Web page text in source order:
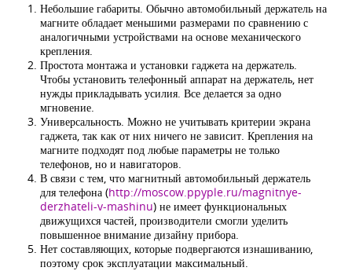
Небольшие габариты. Обычно автомобильный держатель на
магните обладает меньшими размерами по сравнению с
аналогичными устройствами на основе механического
крепления.
Простота монтажа и установки гаджета на держатель.
Чтобы установить телефонный аппарат на держатель, нет
нужды прикладывать усилия. Все делается за одно
мгновение.
Универсальность. Можно не учитывать критерии экрана
гаджета, так как от них ничего не зависит. Крепления на
магните подходят под любые параметры не только
телефонов, но и навигаторов.
В связи с тем, что магнитный автомобильный держатель
для телефона (http://moscow.ppyple.ru/magnitnye-
derzhateli-v-mashinu) не имеет функциональных
движущихся частей, производители смогли уделить
повышенное внимание дизайну прибора.
Нет составляющих, которые подвергаются изнашиванию,
поэтому срок эксплуатации максимальный.